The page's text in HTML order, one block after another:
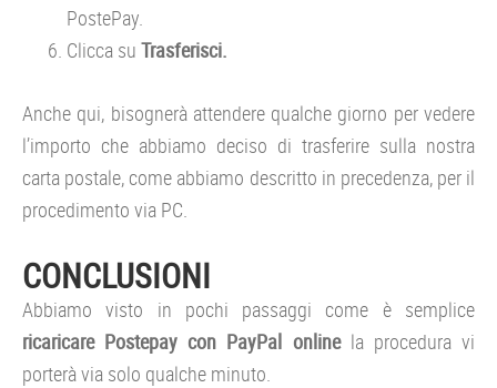
PostePay.
Clicca su Trasferisci.
Anche qui, bisognerà attendere qualche giorno per vedere
l’importo che abbiamo deciso di trasferire sulla nostra
carta postale, come abbiamo descritto in precedenza, per il
procedimento via PC.
CONCLUSIONI
Abbiamo visto in pochi passaggi come è semplice
ricaricare Postepay con PayPal onlinela procedura vi
porterà via solo qualche minuto.